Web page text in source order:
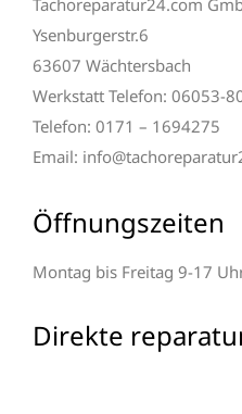
Tachoreparatur24.com
Ysenburgerstr.6
63607 Wächtersbach
Werkstatt Telefon: 06053-
Telefon: 0171 – 1694275
Email:
Öffnungszeiten
Montag bis Freitag 9-17
Direkte